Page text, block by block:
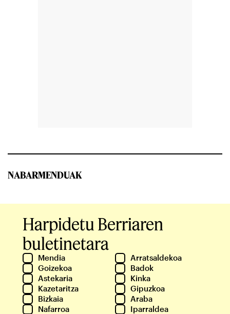
NABARMENDUAK
Harpidetu Berriaren
buletinetara
Mendia
Arratsaldekoa
Goizekoa
Badok
Astekaria
Kinka
Kazetaritza
Gipuzkoa
Bizkaia
Araba
Nafarroa
Iparraldea